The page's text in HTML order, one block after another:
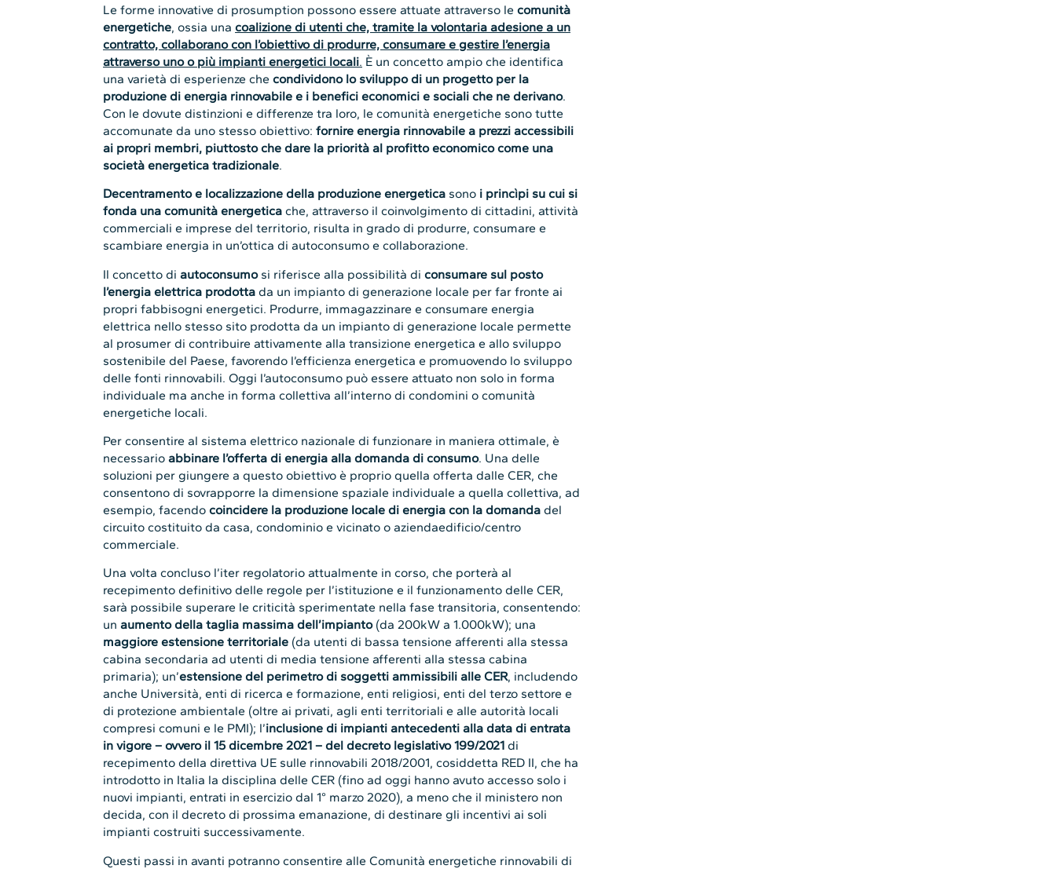
Le forme innovative di prosumption possono essere attuate attraverso lecomunità
energetiche, ossia unacoalizione di utenti che, tramite la volontaria adesione a un
contratto, collaborano con l’obiettivo di produrre, consumare e gestire l’energia
attraverso uno o più impianti energetici locali. È un concetto ampio che identifica
una varietà di esperienze checondividono lo sviluppo di un progetto per la
produzione di energia rinnovabile e i benefici economici e sociali che ne derivano.
Con le dovute distinzioni e differenze tra loro, le comunità energetiche sono tutte
accomunate da uno stesso obiettivo:fornire energia rinnovabile a prezzi accessibili
ai propri membri, piuttosto che dare la priorità al profitto economico come una
società energetica tradizionale.
Decentramento e localizzazione della produzione energetica sono i princìpi su cui si
fonda una comunità energetica che, attraverso il coinvolgimento di cittadini, attività
commerciali e imprese del territorio, risulta in grado di produrre, consumare e
scambiare energia in un’ottica di autoconsumo e collaborazione.
Il concetto diautoconsumosi riferisce alla possibilità diconsumare sul posto
l’energia elettrica prodotta da un impianto di generazione locale per far fronte ai
propri fabbisogni energetici. Produrre, immagazzinare e consumare energia
elettrica nello stesso sito prodotta da un impianto di generazione locale permette
al prosumer di contribuire attivamente alla transizione energetica e allo sviluppo
sostenibile del Paese, favorendo l’efficienza energetica e promuovendo lo sviluppo
delle fonti rinnovabili. Oggi l’autoconsumo può essere attuato non solo in forma
individuale ma anche in forma collettiva all’interno di condomini o comunità
energetiche locali.
Per consentire al sistema elettrico nazionale di funzionare in maniera ottimale, è
necessario abbinare l’offerta di energia alla domanda di consumo. Una delle
soluzioni per giungere a questo obiettivo è proprio quella offerta dalle CER, che
consentono di sovrapporre la dimensione spaziale individuale a quella collettiva, ad
esempio, facendo coincidere la produzione locale di energia con la domanda del
circuito costituito da casa, condominio e vicinato o aziendaedificio/centro
commerciale.
Una volta concluso l’iter regolatorio attualmente in corso, che porterà al
recepimento definitivo delle regole per l’istituzione e il funzionamento delle CER,
sarà possibile superare le criticità sperimentate nella fase transitoria, consentendo:
unaumento della taglia massima dell’impianto(da 200kW a 1.000kW); una
maggiore estensione territoriale (da utenti di bassa tensione afferenti alla stessa
cabina secondaria ad utenti di media tensione afferenti alla stessa cabina
primaria); un’estensione del perimetro di soggetti ammissibili alle CER, includendo
anche Università, enti di ricerca e formazione, enti religiosi, enti del terzo settore e
di protezione ambientale (oltre ai privati, agli enti territoriali e alle autorità locali
compresi comuni e le PMI); l’inclusione di impianti antecedenti alla data di entrata
in vigore – ovvero il 15 dicembre 2021 – del decreto legislativo 199/2021 di
recepimento della direttiva UE sulle rinnovabili 2018/2001, cosiddetta RED II, che ha
introdotto in Italia la disciplina delle CER (fino ad oggi hanno avuto accesso solo i
nuovi impianti, entrati in esercizio dal 1° marzo 2020), a meno che il ministero non
decida, con il decreto di prossima emanazione, di destinare gli incentivi ai soli
impianti costruiti successivamente.
Questi passi in avanti potranno consentire alle Comunità energetiche rinnovabili di